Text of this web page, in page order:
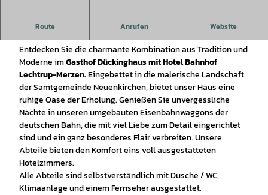
Route Anrufen Website
Einzigartiges Erlebnis im Gasthof Dückinghaus
Entdecken Sie die charmante Kombination aus Tradition und
Moderne imGasthof Dückinghaus mit Hotel Bahnhof
Lechtrup-Merzen.Eingebettet in die malerische Landschaft
derSamtgemeinde Neuenkirchen, bietet unser Haus eine
ruhige Oase der Erholung. Genießen Sie unvergessliche
Nächte in unseren umgebauten Eisenbahnwaggons der
deutschen Bahn, die mit viel Liebe zum Detail eingerichtet
sind und ein ganz besonderes Flair verbreiten. Unsere
Abteile bieten den Komfort eins voll ausgestatteten
Hotelzimmers.
Alle Abteile sind selbstverständlich mit Dusche / WC,
Klimaanlage und einem Fernseher ausgestattet.